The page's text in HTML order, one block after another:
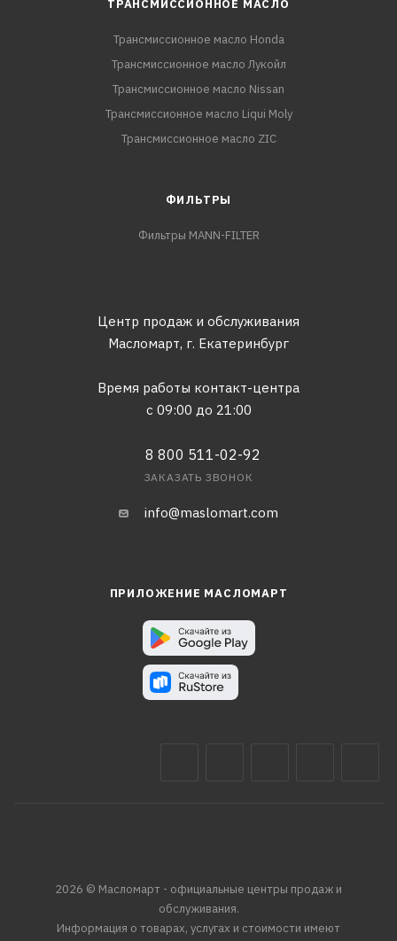
ТРАНСМИССИОННОЕ МАСЛО
Трансмиссионное масло Honda
Трансмиссионное масло Лукойл
Трансмиссионное масло Nissan
Трансмиссионное масло Liqui Moly
Трансмиссионное масло ZIC
ФИЛЬТРЫ
Фильтры MANN-FILTER
Центр продаж и обслуживания
Масломарт, г. Екатеринбург
Время работы контакт-центра
с 09:00 до 21:00
8 800 511-02-92
ЗАКАЗАТЬ ЗВОНОК
info@maslomart.com
ПРИЛОЖЕНИЕ МАСЛОМАРТ
2026 © Масломарт - официальные центры продаж и
обслуживания.
Информация о товарах, услугах и стоимости имеют